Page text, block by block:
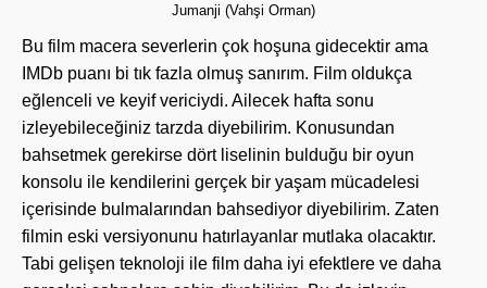
Jumanji (Vahşi Orman)
Bu film macera severlerin çok hoşuna gidecektir ama
IMDb puanı bi tık fazla olmuş sanırım. Film oldukça
eğlenceli ve keyif vericiydi. Ailecek hafta sonu
izleyebileceğiniz tarzda diyebilirim. Konusundan
bahsetmek gerekirse dört liselinin bulduğu bir oyun
konsolu ile kendilerini gerçek bir yaşam mücadelesi
içerisinde bulmalarından bahsediyor diyebilirim. Zaten
filmin eski versiyonunu hatırlayanlar mutlaka olacaktır.
Tabi gelişen teknoloji ile film daha iyi efektlere ve daha